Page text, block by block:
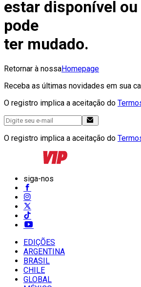
estar disponível ou
pode
ter mudado.
Retornar à nossaHomepage
Receba as últimas novidades em sua
O registro implica a aceitação do
O registro implica a aceitação do
siga-nos
EDIÇÕES
ARGENTINA
BRASIL
CHILE
GLOBAL